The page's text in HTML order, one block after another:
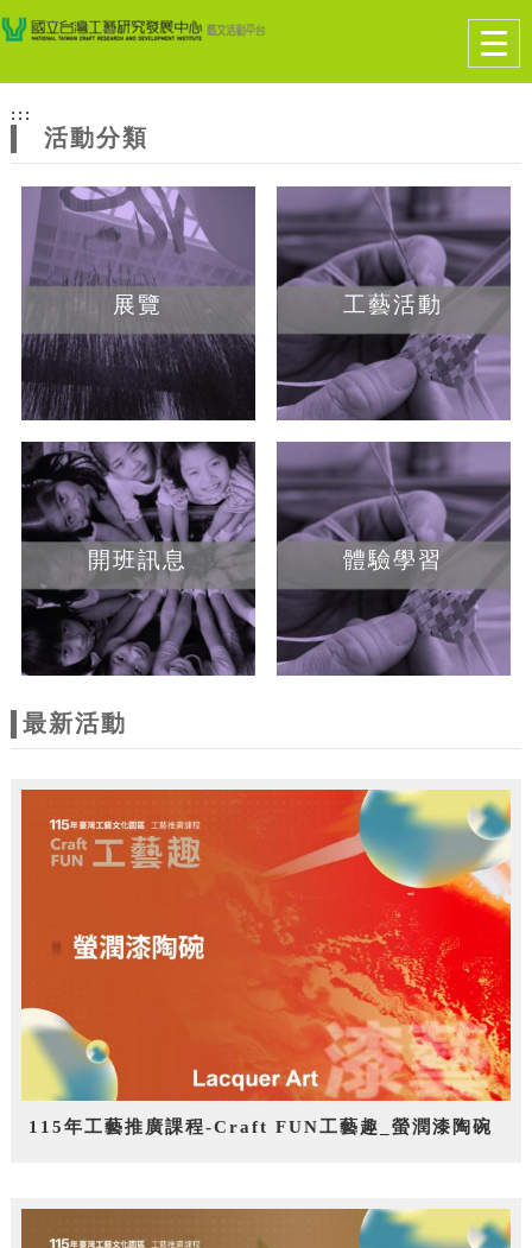
網
站
主
題
跳到主要內容
網站導覽
:::
活動分類
展覽 工藝活動
開班訊息 體驗學習
最新活動
115年工藝推廣課程-Craft FUN工藝趣_螢潤漆陶碗